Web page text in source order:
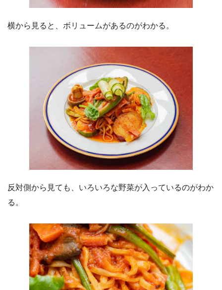
横から見ると、ボリュームがあるのがわかる。
反対側から見ても、いろいろな野菜が入っているのがわか
る。